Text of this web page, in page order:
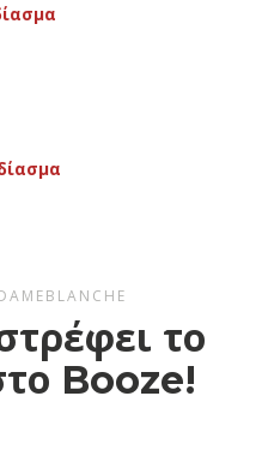
το
Booze!